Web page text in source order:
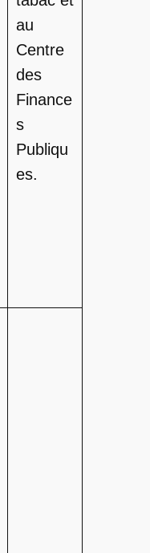
au
Centre
des
Finance
s
Publiqu
es.